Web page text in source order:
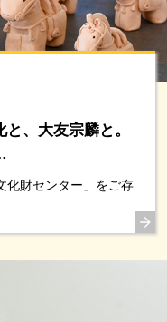
、大友宗麟と。
化財センター」をご存